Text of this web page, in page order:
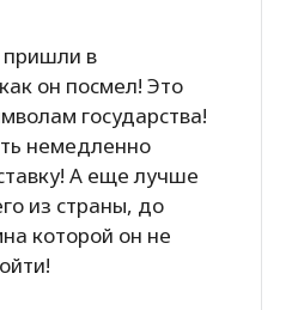
в
он посмел! Это
государства!
немедленно
А еще лучше
из страны, до
которой он не